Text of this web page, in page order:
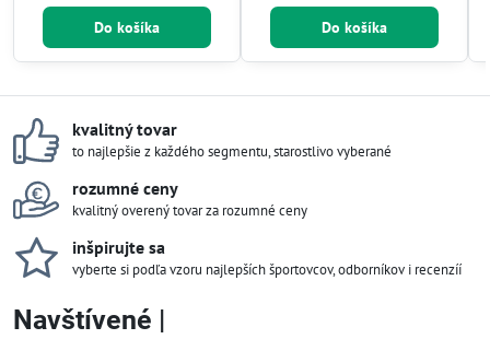
Do košíka Do košíka
kvalitný tovar
to najlepšie z každého segmentu, starostlivo vyberané
rozumné ceny
kvalitný overený tovar za rozumné ceny
inšpirujte sa
vyberte si podľa vzoru najlepších športovcov, odborníkov i recenzíí
Navštívené |